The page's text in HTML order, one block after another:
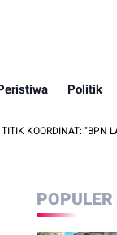
Politik
"BPN LAMPUNG